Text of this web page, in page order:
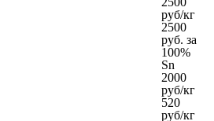
руб/кг
2500
руб. за
100%
Sn
2000
руб/кг
520
руб/кг